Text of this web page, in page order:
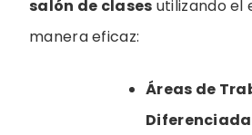
salón de clases utilizando el
manera eficaz:
Áreas de